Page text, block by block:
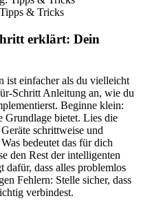
& Tricks
erklärt: Dein
ist einfacher als du vielleicht
Schritt Anleitung an, wie du
Beginne klein:
Grundlage bietet. Lies die
schrittweise und
bedeutet das für dich
den Rest der intelligenten
dass alles problemlos
Fehlern: Stelle sicher, dass
verbindest.